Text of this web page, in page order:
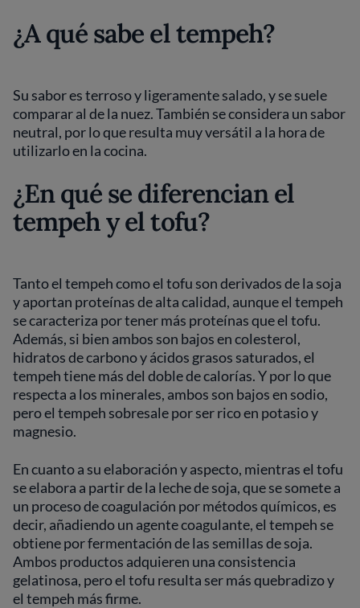
¿A qué sabe el tempeh?
Su sabor es terroso y ligeramente salado, y se suele
comparar al de la nuez. También se considera un sabor
neutral, por lo que resulta muy versátil a la hora de
utilizarlo en la cocina.
¿En qué se diferencian el
tempeh y el tofu?
Tanto el tempeh como el tofu son derivados de la soja
y aportan proteínas de alta calidad, aunque el tempeh
se caracteriza por tener más proteínas que el tofu.
Además, si bien ambos son bajos en colesterol,
hidratos de carbono y ácidos grasos saturados, el
tempeh tiene más del doble de calorías. Y por lo que
respecta a los minerales, ambos son bajos en sodio,
pero el tempeh sobresale por ser rico en potasio y
magnesio.
En cuanto a su elaboración y aspecto, mientras el tofu
se elabora a partir de la leche de soja, que se somete a
un proceso de coagulación por métodos químicos, es
decir, añadiendo un agente coagulante, el tempeh se
obtiene por fermentación de las semillas de soja.
Ambos productos adquieren una consistencia
gelatinosa, pero el tofu resulta ser más quebradizo y
el tempeh más firme.